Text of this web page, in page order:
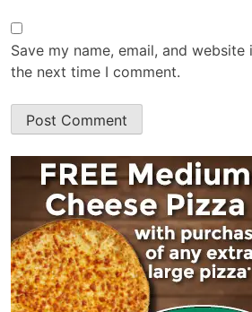
Save my name, email, and
the next time I comment.